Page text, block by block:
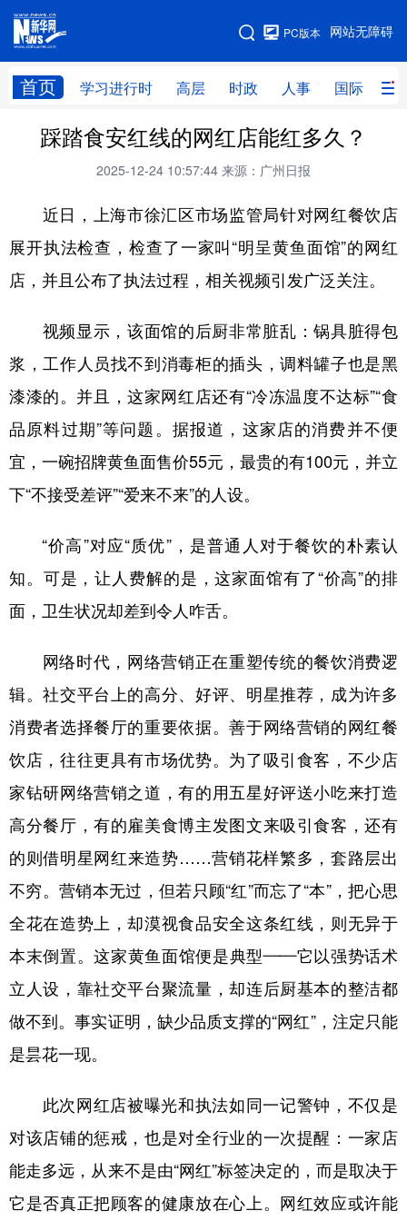
网站无障碍
PC版本
首页 学习进行时 高层 时政 人事 国际 财
网站地图
学习进行时 高层 时政 人事
财经 网评
台湾 思客智库 全球连线 教育
科技 科创 量子 体育
文化 书画 健康 军事
访谈 视频 图片 政务
法律 中央文件 金融 汽车
食品 人居 信息化 数字经济
学术中国 乡村振兴 溯源中国
公益 一带一路 亚太网 上市公司
地方频道
北京 天津 河北 山西
山东 河南 湖北 湖南
广东 广西 海南 重庆
四川 贵州 西藏
陕西 甘肃 青海 宁夏
Русский язык 日本語 한국어
踩踏食安红线的网红店能红多久？
2025-12-24 10:57:44 来源：广州日报
近日，上海市徐汇区市场监管局针对网红餐饮店
展开执法检查，检查了一家叫“明呈黄鱼面馆”的网红
店，并且公布了执法过程，相关视频引发广泛关注。
视频显示，该面馆的后厨非常脏乱：锅具脏得包
浆，工作人员找不到消毒柜的插头，调料罐子也是黑
漆漆的。并且，这家网红店还有“冷冻温度不达标”“食
品原料过期”等问题。据报道，这家店的消费并不便
宜，一碗招牌黄鱼面售价55元，最贵的有100元，并立
下“不接受差评”“爱来不来”的人设。
“价高”对应“质优”，是普通人对于餐饮的朴素认
知。可是，让人费解的是，这家面馆有了“价高”的排
面，卫生状况却差到令人咋舌。
网络时代，网络营销正在重塑传统的餐饮消费逻
辑。社交平台上的高分、好评、明星推荐，成为许多
消费者选择餐厅的重要依据。善于网络营销的网红餐
饮店，往往更具有市场优势。为了吸引食客，不少店
家钻研网络营销之道，有的用五星好评送小吃来打造
高分餐厅，有的雇美食博主发图文来吸引食客，还有
的则借明星网红来造势……营销花样繁多，套路层出
不穷。营销本无过，但若只顾“红”而忘了“本”，把心思
全花在造势上，却漠视食品安全这条红线，则无异于
本末倒置。这家黄鱼面馆便是典型——它以强势话术
立人设，靠社交平台聚流量，却连后厨基本的整洁都
做不到。事实证明，缺少品质支撑的“网红”，注定只能
是昙花一现。
此次网红店被曝光和执法如同一记警钟，不仅是
对该店铺的惩戒，也是对全行业的一次提醒：一家店
能走多远，从来不是由“网红”标签决定的，而是取决于
它是否真正把顾客的健康放在心上。网红效应或许能